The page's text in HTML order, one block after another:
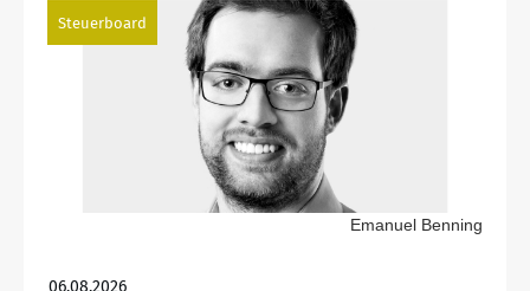
Steuerboard
Emanuel Benning
06.08.2026